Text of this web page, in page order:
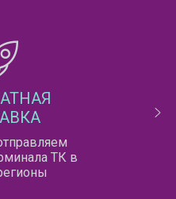
ТК в